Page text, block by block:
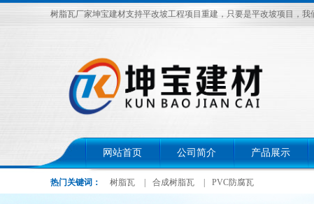
树脂瓦厂家坤宝建材支持平改坡工程项目重建，只要是平改坡项目，我
网站首页 公司简介 产品展示
热门关键词： 树脂瓦 合成树脂瓦 PVC防腐瓦